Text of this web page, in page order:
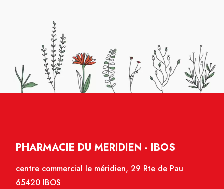
PHARMACIE DU MERIDIEN - IBOS
centre commercial le méridien, 29 Rte de Pau
65420 IBOS